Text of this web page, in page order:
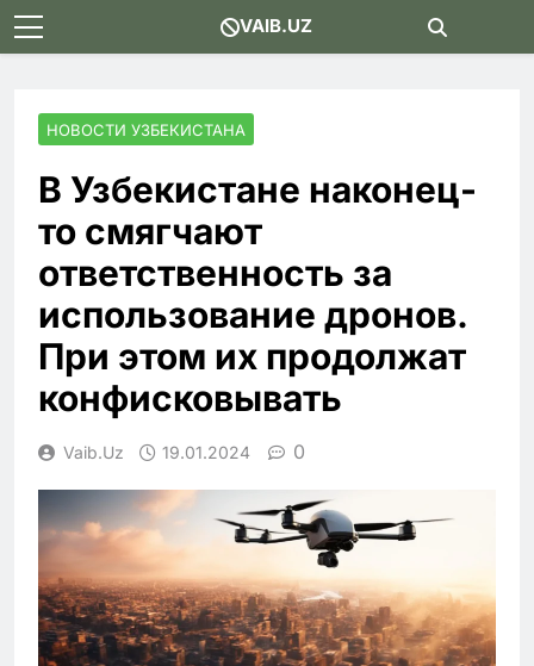
Skip
to
VAIB.UZ
НОВОСТИ УЗБЕКИСТАНА
В Узбекистане наконец-
то смягчают
ответственность за
использование дронов.
При этом их продолжат
конфисковывать
Vaib.uz 19.01.2024 0